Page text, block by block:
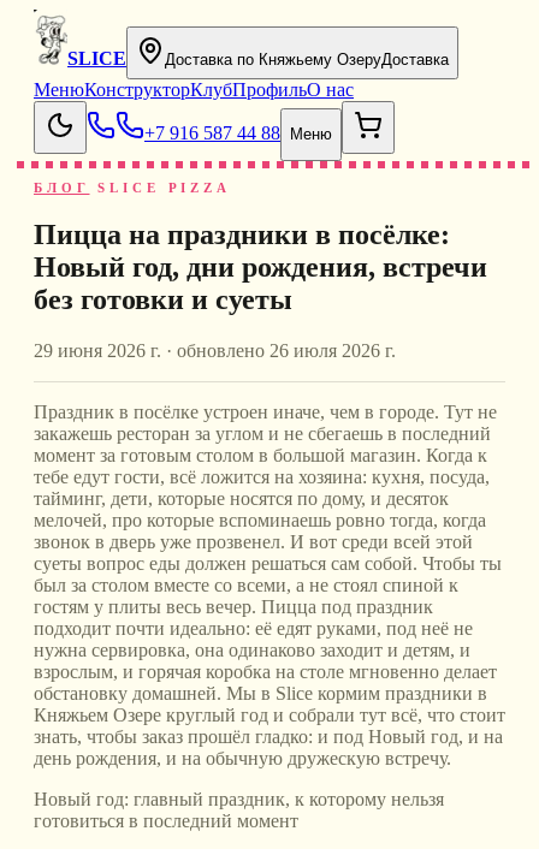
SLICE Доставка по Княжьему ОзеруДоставка
МенюКонструкторКлубПрофильО нас
+7 916 587 44 88 Меню
БЛОГ SLICE PIZZA
Пицца на праздники в посёлке:
Новый год, дни рождения, встречи
без готовки и суеты
29 июня 2026 г. · обновлено 26 июля 2026 г.
Праздник в посёлке устроен иначе, чем в городе. Тут не
закажешь ресторан за углом и не сбегаешь в последний
момент за готовым столом в большой магазин. Когда к
тебе едут гости, всё ложится на хозяина: кухня, посуда,
тайминг, дети, которые носятся по дому, и десяток
мелочей, про которые вспоминаешь ровно тогда, когда
звонок в дверь уже прозвенел. И вот среди всей этой
суеты вопрос еды должен решаться сам собой. Чтобы ты
был за столом вместе со всеми, а не стоял спиной к
гостям у плиты весь вечер. Пицца под праздник
подходит почти идеально: её едят руками, под неё не
нужна сервировка, она одинаково заходит и детям, и
взрослым, и горячая коробка на столе мгновенно делает
обстановку домашней. Мы в Slice кормим праздники в
Княжьем Озере круглый год и собрали тут всё, что стоит
знать, чтобы заказ прошёл гладко: и под Новый год, и на
день рождения, и на обычную дружескую встречу.
Новый год: главный праздник, к которому нельзя
готовиться в последний момент